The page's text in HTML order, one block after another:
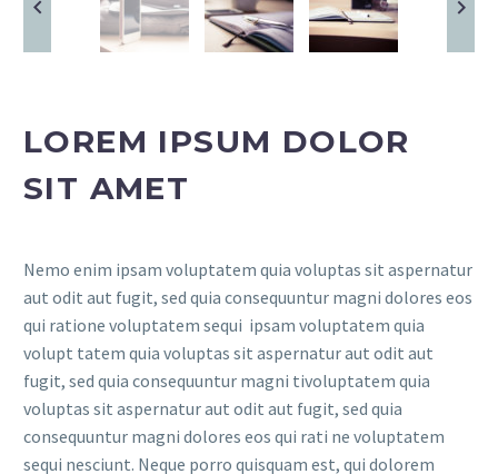
LOREM IPSUM DOLOR
SIT AMET
Nemo enim ipsam voluptatem quia voluptas sit aspernatur
aut odit aut fugit, sed quia consequuntur magni dolores eos
qui ratione voluptatem sequi ipsam voluptatem quia
volupt tatem quia voluptas sit aspernatur aut odit aut
fugit, sed quia consequuntur magni tivoluptatem quia
voluptas sit aspernatur aut odit aut fugit, sed quia
consequuntur magni dolores eos qui rati ne voluptatem
sequi nesciunt. Neque porro quisquam est, qui dolorem